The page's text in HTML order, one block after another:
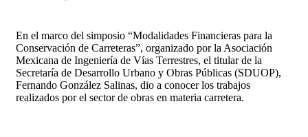
En el marco del simposio “Modalidades Financieras para la
Conservación de Carreteras”, organizado por la Asociación
Mexicana de Ingeniería de Vías Terrestres, el titular de la
Secretaría de Desarrollo Urbano y Obras Públicas (SDUOP),
Fernando González Salinas, dio a conocer los trabajos
realizados por el sector de obras en materia carretera.